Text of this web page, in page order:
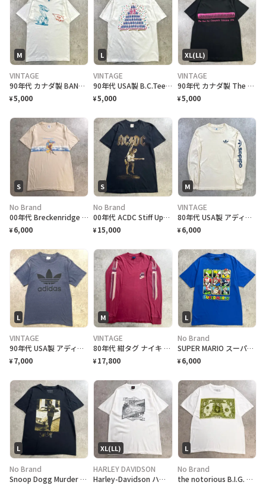
M
VINTAGE
90年代 カナダ製 BAND NORWITCH ワンポイントロゴプリントTシャツ メンズM相当 古着 90s VINTAGE ヴィンテージ ドラゴン バックプリント シングルステッチ 白色
¥5,000
L
VINTAGE
90年代 USA製 B.C.Tee celebrate アートプリントTシャツ メンズL相当 古着 90s VINTAGE ヴィンテージ カナダ BC州 100周年記念 シングルステッチ 白色
¥5,000
XL(LL)
VINTAGE
90年代 カナダ製 The Run For Chiropractic Education チャリティプリントTシャツ メンズXL 古着 1991 90s VINTAGE ヴィンテージ マラソン アドバタイジング シングルステッチ 黒色
¥5,000
S
No Brand
00年代 Breckenridge スキー グラフィックプリントTシャツ メンズS 古着 00s Y2K VINTAGE ヴィンテージ スキーリゾート ブレッケンリッジ ピンガール バックプリント アドバタイジング
¥ 6,000
S
No Brand
00年代 ACDC Stiff Upper Lip ユーロツアーTシャツ バンドTシャツ メンズS相当 古着 00s Y2K VINTAGE ヴィンテージ アンガス・ヤング バンT シングルステッチ 黒
¥ 15,000
M
VINTAGE
80年代 USA製 アディダス adidas 袖プリント トレフォイルロゴ 長袖 ロングTシャツ ロンT メンズM 古着 80s VINTAGE ヴィンテージ アイビリー オフホワイト
¥ 6,000
L
VINTAGE
90年代 USA製 アディダス adidas 両面プリント トレフォイルロゴ Tシャツ メンズL-XL相当 古着 90s VINTAGE ヴィンテージ 杢ネイビー
¥ 7,000
M
VINTAGE
80年代 紺タグ ナイキ NIKE 袖プリント 三連ロゴ 長袖 ロングTシャツ ロンT メンズM 古着 80s VINTAGE ヴィンテージ バーガンディ
¥ 17,800
L
No Brand
SUPER MARIO スーパーマリオ キャラクターTシャツ メンズL 古着 2021年公式オフィシャルプリント 任天堂 ゲームTシャツ 青色
¥ 6,000
L
No Brand
Snoop Dogg Murder Was the Case スヌープドッグ フォトプリントT ラップTシャツ メンズL 古着 映画 アーティスト ヒップホップ HIPHOP 黒
XL(LL)
HARLEY DAVIDSON
Harley-Davidson ハーレーダビッドソン ロゴプリントTシャツ メンズXL 古着 2020 アメカジ バイク モーターサイクル バックプリント 白色
L
No Brand
the notorious B.I.G. ノトーリアス B.I.G. ドル札 パロディプリント ラップTシャツ メンズL 古着 アーティスト Mo Money Mo Problems Biggie ビギー フォトT ヒップホップ HIPHOP 白色